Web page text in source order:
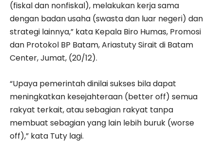
(fiskal dan nonfiskal), melakukan kerja sama
dengan badan usaha (swasta dan luar negeri) dan
strategi lainnya,” kata Kepala Biro Humas, Promosi
dan Protokol BP Batam, Ariastuty Sirait di Batam
Center, Jumat, (20/12).
“Upaya pemerintah dinilai sukses bila dapat
meningkatkan kesejahteraan (better off) semua
rakyat terkait, atau sebagian rakyat tanpa
membuat sebagian yang lain lebih buruk (worse
off),” kata Tuty lagi.